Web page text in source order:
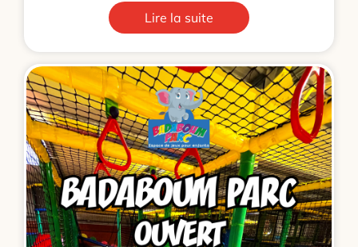
Lire la suite